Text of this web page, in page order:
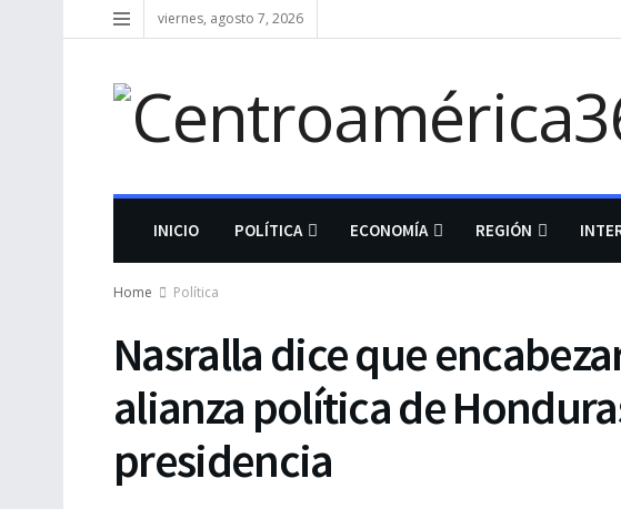
viernes, agosto 7, 2026
INICIO POLÍTICA ECONOMÍA REGIÓN
Home Política
Nasralla dice que
alianza política de
presidencia